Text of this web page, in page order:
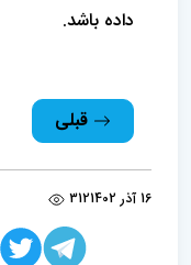
داده باشد.
قبلی
16 آذر 1402 312